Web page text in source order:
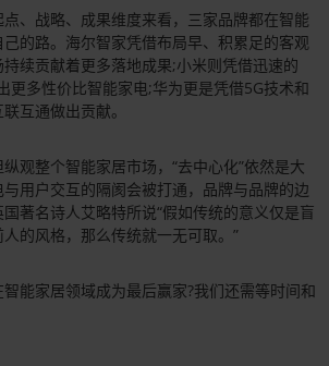
、战略、成果维度来看，三家品牌都在智能
的路。海尔智家凭借布局早、积累足的客观
续贡献着更多落地成果;小米则凭借迅速的
更多性价比智能家电;华为更是凭借5G技术和
互通做出贡献。
观整个智能家居市场，“去中心化”依然是大
用户交互的隔阂会被打通，品牌与品牌的边
著名诗人艾略特所说“假如传统的意义仅是盲
的风格，那么传统就一无可取。”
能家居领域成为最后赢家?我们还需等时间和